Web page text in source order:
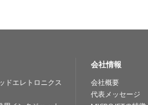
ドエレトロニクス
会社情報
会社概要
代表メッセージ